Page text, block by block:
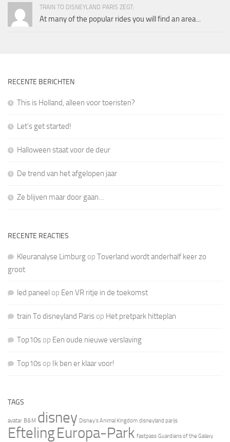
TRAIN TO DISNEYLAND PARIS ZEGT:
At many of the popular rides you will find an area...
RECENTE BERICHTEN
This is Holland, alleen voor toeristen?
Let’s get started!
Halloween staat voor de deur
De trend van het afgelopen jaar
Ze blijven maar door gaan…
RECENTE REACTIES
Kleuranalyse Limburg op Toverland wordt anderhalf keer zo
groot
led paneel op Een VR ritje in de toekomst
train To disneyland Paris op Het pretpark hitteplan
Top10s op Een oude nieuwe verslaving
Top10s op Ik ben er klaar voor!
TAGS
avatar B&M disney Disney's Animal Kingdom disneyland parijs
EftelingEuropa-Park fastpass Guardians of the Galaxy